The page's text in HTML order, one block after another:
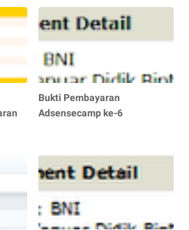
Bukti Pembayaran
Adsensecamp ke-6